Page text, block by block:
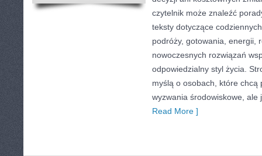
czytelnik może znaleźć
teksty dotyczące
podróży, gotowania, energii,
nowoczesnych rozwiązań
odpowiedzialny styl życia.
myślą o osobach, które chcą
wyzwania środowiskowe, ale
Read More ]